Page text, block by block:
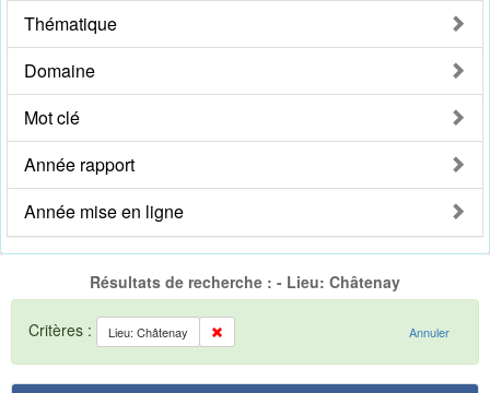
Thématique
Domaine
Mot clé
Année rapport
Année mise en ligne
Résultats de recherche : - Lieu: Châtenay
Critères : Lieu: Châtenay Annuler